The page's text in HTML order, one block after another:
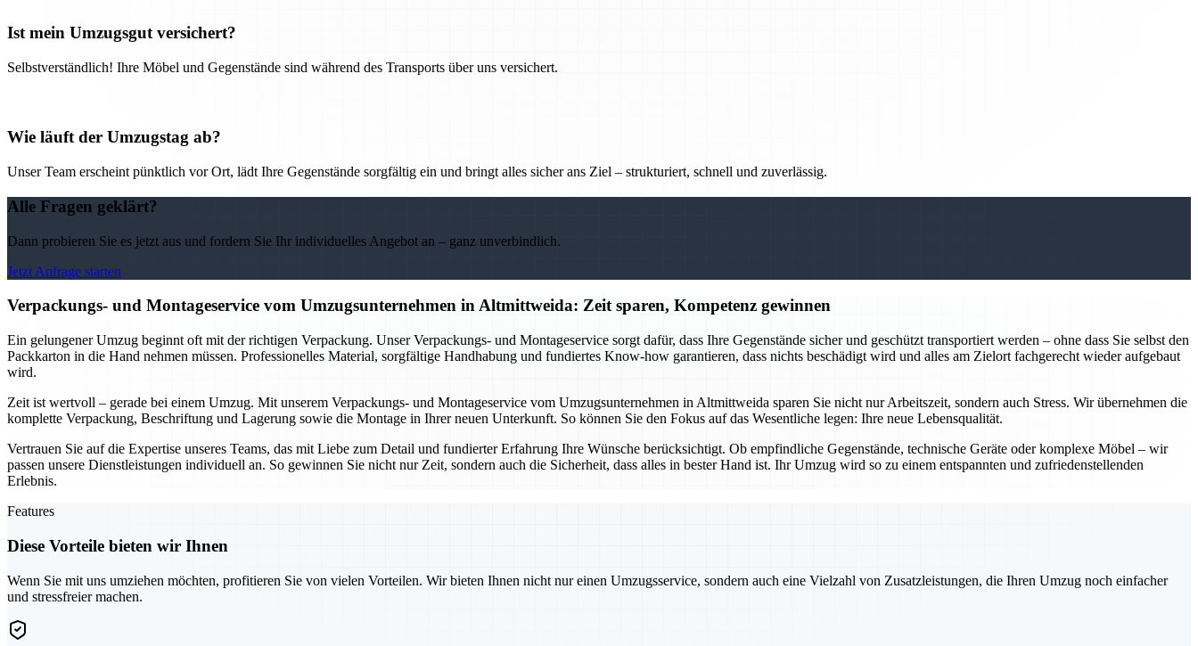
Ist mein Umzugsgut versichert?
Selbstverständlich! Ihre Möbel und Gegenstände sind während des Transports über uns versichert.
Wie läuft der Umzugstag ab?
Unser Team erscheint pünktlich vor Ort, lädt Ihre Gegenstände sorgfältig ein und bringt alles sicher ans Ziel – strukturiert, schnell und zuverlässig.
Alle Fragen geklärt?
Dann probieren Sie es jetzt aus und fordern Sie Ihr individuelles Angebot an – ganz unverbindlich.
Jetzt Anfrage starten
Verpackungs- und Montageservice vom Umzugsunternehmen in Altmittweida: Zeit sparen, Kompetenz gewinnen
Ein gelungener Umzug beginnt oft mit der richtigen Verpackung. Unser Verpackungs- und Montageservice sorgt dafür, dass Ihre Gegenstände sicher und geschützt transportiert werden – ohne dass Sie selbst den
Packkarton in die Hand nehmen müssen. Professionelles Material, sorgfältige Handhabung und fundiertes Know-how garantieren, dass nichts beschädigt wird und alles am Zielort fachgerecht wieder aufgebaut
wird.
Zeit ist wertvoll – gerade bei einem Umzug. Mit unserem Verpackungs- und Montageservice vom Umzugsunternehmen in Altmittweida sparen Sie nicht nur Arbeitszeit, sondern auch Stress. Wir übernehmen die
komplette Verpackung, Beschriftung und Lagerung sowie die Montage in Ihrer neuen Unterkunft. So können Sie den Fokus auf das Wesentliche legen: Ihre neue Lebensqualität.
Vertrauen Sie auf die Expertise unseres Teams, das mit Liebe zum Detail und fundierter Erfahrung Ihre Wünsche berücksichtigt. Ob empfindliche Gegenstände, technische Geräte oder komplexe Möbel – wir
passen unsere Dienstleistungen individuell an. So gewinnen Sie nicht nur Zeit, sondern auch die Sicherheit, dass alles in bester Hand ist. Ihr Umzug wird so zu einem entspannten und zufriedenstellenden
Erlebnis.
Features
Diese Vorteile bieten wir Ihnen
Wenn Sie mit uns umziehen möchten, profitieren Sie von vielen Vorteilen. Wir bieten Ihnen nicht nur einen Umzugsservice, sondern auch eine Vielzahl von Zusatzleistungen, die Ihren Umzug noch einfacher
und stressfreier machen.